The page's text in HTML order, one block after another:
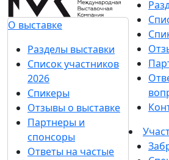
О выставке
Разделы выставки
Список участников
2026
Спикеры
Отзывы о выставке
Партнеры и
спонсоры
Ответы на частые